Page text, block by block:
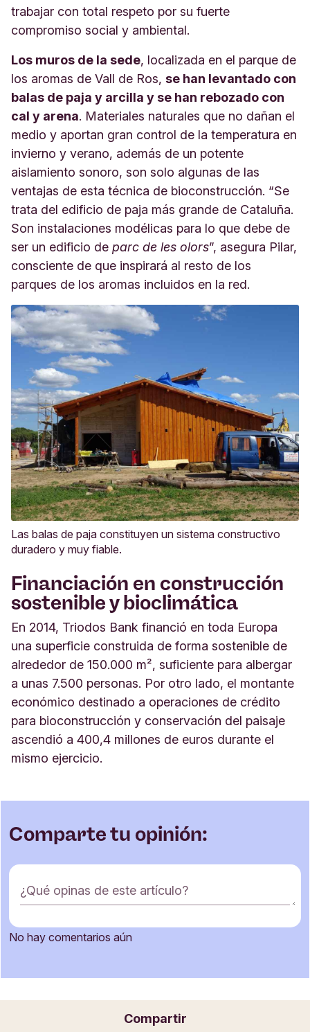
trabajar con total respeto por su fuerte
compromiso social y ambiental.
Los muros de la sede, localizada en el parque de
los aromas de Vall de Ros, se han levantado con
balas de paja y arcilla y se han rebozado con
cal y arena. Materiales naturales que no dañan el
medio y aportan gran control de la temperatura en
invierno y verano, además de un potente
aislamiento sonoro, son solo algunas de las
ventajas de esta técnica de bioconstrucción. “Se
trata del edificio de paja más grande de Cataluña.
Son instalaciones modélicas para lo que debe de
ser un edificio de parc de les olors”, asegura Pilar,
consciente de que inspirará al resto de los
parques de los aromas incluidos en la red.
Las balas de paja constituyen un sistema constructivo
duradero y muy fiable.
Financiación en construcción
sostenible y bioclimática
En 2014, Triodos Bank financió en toda Europa
una superficie construida de forma sostenible de
alrededor de 150.000 m², suficiente para albergar
a unas 7.500 personas. Por otro lado, el montante
económico destinado a operaciones de crédito
para bioconstrucción y conservación del paisaje
ascendió a 400,4 millones de euros durante el
mismo ejercicio.
Comparte tu opinión:
F
o
m
a
¿Qué opinas de este artículo?
Correo electrónico
No hay comentarios aún
Compartir